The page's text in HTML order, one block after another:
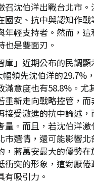
召沈伯洋出戰台北市。
安、抗中與認知作戰
年輕支持者。然而，
是雙面刃。
庫」近期公布的民調
領先沈伯洋的29.7%
滿意度也有58.8%。尤
重新走向戰略控管，而
接受激進的抗中論述，
量。而且，若沈伯洋激
市選情，還可能影響北
，蔣萬安最大的優勢
衝突的形象，這對厭倦
有吸引力。